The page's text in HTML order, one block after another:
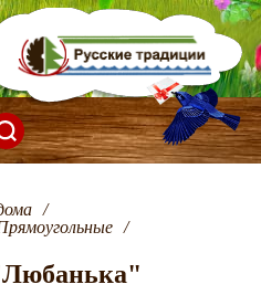
/
/